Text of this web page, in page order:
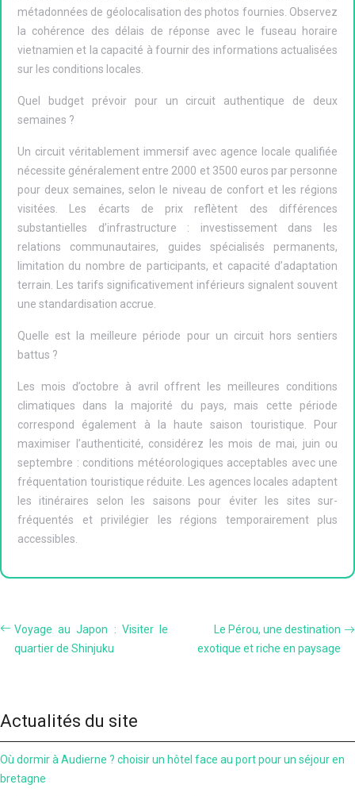
métadonnées de géolocalisation des photos fournies. Observez
la cohérence des délais de réponse avec le fuseau horaire
vietnamien et la capacité à fournir des informations actualisées
sur les conditions locales.
Quel budget prévoir pour un circuit authentique de deux
semaines ?
Un circuit véritablement immersif avec agence locale qualifiée
nécessite généralement entre 2000 et 3500 euros par personne
pour deux semaines, selon le niveau de confort et les régions
visitées. Les écarts de prix reflètent des différences
substantielles d’infrastructure : investissement dans les
relations communautaires, guides spécialisés permanents,
limitation du nombre de participants, et capacité d’adaptation
terrain. Les tarifs significativement inférieurs signalent souvent
une standardisation accrue.
Quelle est la meilleure période pour un circuit hors sentiers
battus ?
Les mois d’octobre à avril offrent les meilleures conditions
climatiques dans la majorité du pays, mais cette période
correspond également à la haute saison touristique. Pour
maximiser l’authenticité, considérez les mois de mai, juin ou
septembre : conditions météorologiques acceptables avec une
fréquentation touristique réduite. Les agences locales adaptent
les itinéraires selon les saisons pour éviter les sites sur-
fréquentés et privilégier les régions temporairement plus
accessibles.
Voyage au Japon : Visiter le
quartier de Shinjuku
Le Pérou, une destination
exotique et riche en paysage
Actualités du site
Où dormir à Audierne ? choisir un hôtel face au port pour un séjour en
bretagne